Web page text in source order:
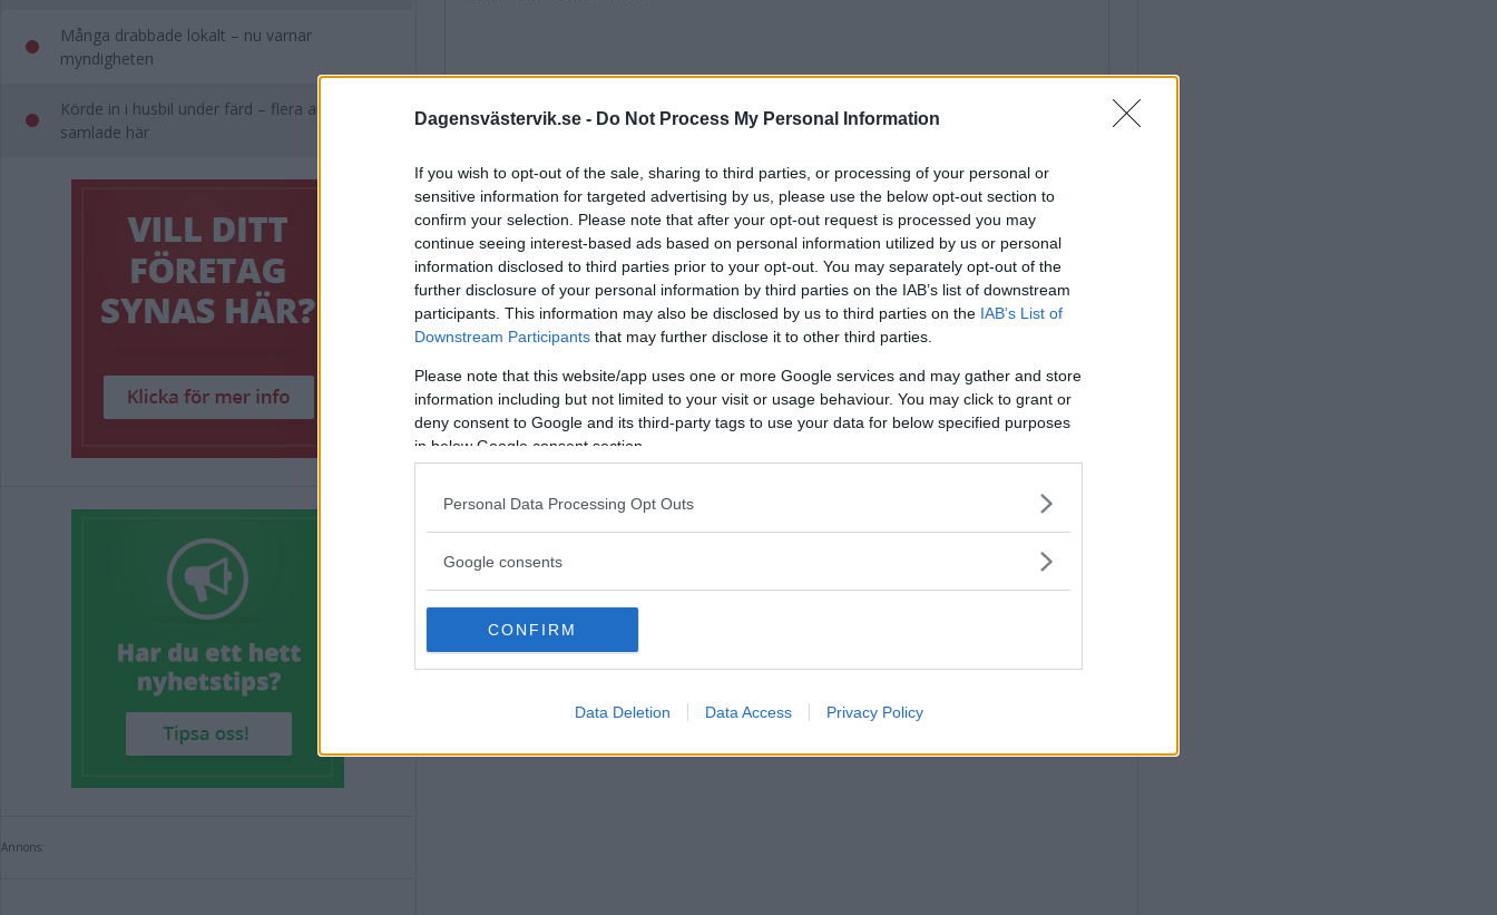
Dagensvästervik.se - Do Not Process My Personal Information
If you wish to opt-out of the sale, sharing to third parties, or processing of your personal or
sensitive information for targeted advertising by us, please use the below opt-out section to
confirm your selection. Please note that after your opt-out request is processed you may
continue seeing interest-based ads based on personal information utilized by us or personal
information disclosed to third parties prior to your opt-out. You may separately opt-out of the
further disclosure of your personal information by third parties on the IAB’s list of downstream
participants. This information may also be disclosed by us to third parties on the IAB’s List of
Downstream Participants that may further disclose it to other third parties.
Please note that this website/app uses one or more Google services and may gather and store
information including but not limited to your visit or usage behaviour. You may click to grant or
deny consent to Google and its third-party tags to use your data for below specified purposes
in below Google consent section.
Personal Data Processing Opt Outs
Google consents
CONFIRM
Data Deletion Data Access Privacy Policy
Många drabbade lokalt – nu varnar
myndigheten
Körde in i husbil under färd – flera anmälningar
samlade här
Annons:
Körde in i husbil under färd – flera
anmälningar samlade här
KRIM 06 augusti 2026 15.00